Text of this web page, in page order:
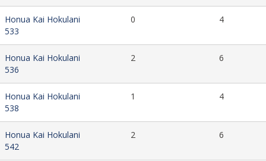
Honua Kai Hokulani
533
0 4
Honua Kai Hokulani
536
2 6
Honua Kai Hokulani
538
1 4
Honua Kai Hokulani
542
2 6